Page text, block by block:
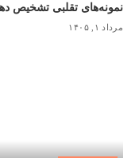
نمونه‌های تقلبی تشخیص
مرداد ۱, ۱۴۰۵